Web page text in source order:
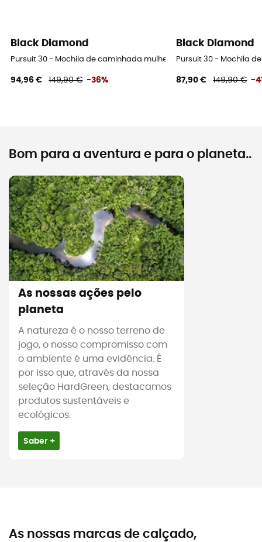
Black Diamond
Pursuit 30 - Mochila de caminhada mulher
94,96 € 149,90 € -36%
Black Diamond
Pursuit 30 - Mochila
87,90 € 149,90 € -
Bom para a aventura e para o planeta..
As nossas ações pelo
planeta
A natureza é o nosso terreno de
jogo, o nosso compromisso com
o ambiente é uma evidência. É
por isso que, através da nossa
seleção HardGreen, destacamos
produtos sustentáveis e
ecológicos.
Saber +
As nossas marcas de calçado,